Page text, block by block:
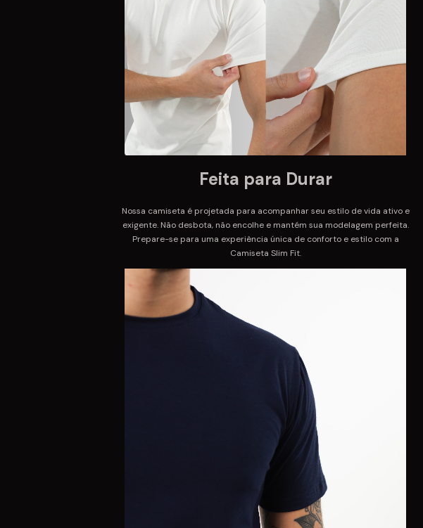
Feita para Durar
Nossa camiseta é projetada para acompanhar seu estilo de vida ativo e
exigente. Não desbota, não encolhe e mantém sua modelagem perfeita.
Prepare-se para uma experiência única de conforto e estilo com a
Camiseta Slim Fit.